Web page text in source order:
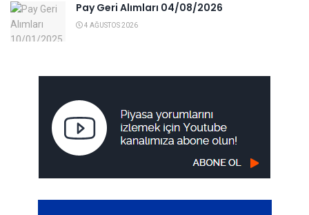
Pay Geri Alımları 04/08/2026
4 AĞUSTOS 2026